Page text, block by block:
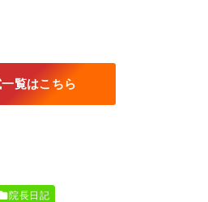
一覧はこちら
院長日記